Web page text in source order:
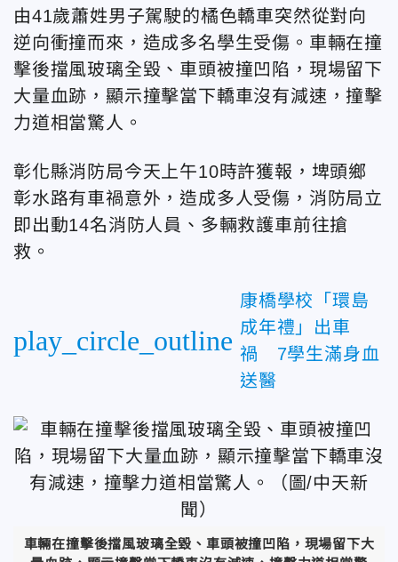
由41歲蕭姓男子駕駛的橘色轎車突然從對向
逆向衝撞而來，造成多名學生受傷。車輛在撞
擊後擋風玻璃全毀、車頭被撞凹陷，現場留下
大量血跡，顯示撞擊當下轎車沒有減速，撞擊
力道相當驚人。
彰化縣消防局今天上午10時許獲報，埤頭鄉
彰水路有車禍意外，造成多人受傷，消防局立
即出動14名消防人員、多輛救護車前往搶
救。
play_circle_outline
康橋學校「環島
成年禮」出車
禍 7學生滿身血
送醫
車輛在撞擊後擋風玻璃全毀、車頭被撞凹陷，現場留下大